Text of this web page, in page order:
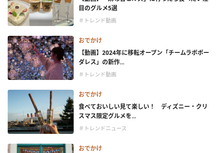
目のグルメ5選
＃トレンド動画
おでかけ
【動画】2024年に移転オープン「チームラボボー
ダレス」の新作...
＃トレンド動画
おでかけ
食べておいしい見て楽しい！ ディズニー・クリ
スマス限定グルメを...
＃トレンドニュース
おでかけ